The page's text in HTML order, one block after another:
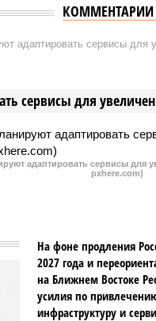
адаптировать сервисы для
сервисы для
адаптировать сервисы для
pxhere.com)
На фоне продления
2027 года и
на Ближнем Востоке
усилия по
инфраструктуру и